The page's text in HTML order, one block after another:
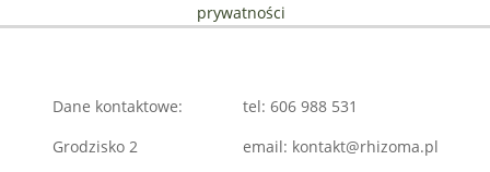
prywatności
Dane kontaktowe:
Grodzisko 2
tel: 606 988 531
email: kontakt@rhizoma.pl